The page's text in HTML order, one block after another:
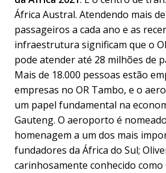
África Austral. Atendendo mais
passageiros a cada ano e as
infraestrutura significam que o
pode atender até 28 milhões de
Mais de 18.000 pessoas estão
empresas no OR Tambo, e o
um papel fundamental na
Gauteng. O aeroporto é
homenagem a um dos mais
fundadores da África do Sul;
carinhosamente conhecido como